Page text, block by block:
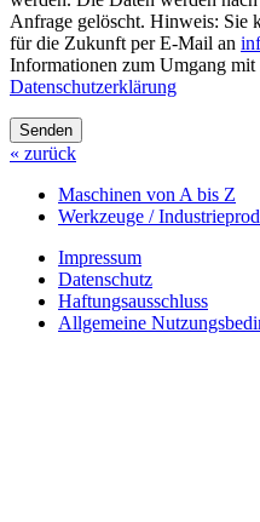
Anfrage gelöscht. Hinweis: Sie
für die Zukunft per E-Mail an
Informationen zum Umgang
Datenschutzerklärung
Senden
« zurück
Maschinen von A bis Z
Werkzeuge /
Impressum
Datenschutz
Haftungsausschluss
Allgemeine